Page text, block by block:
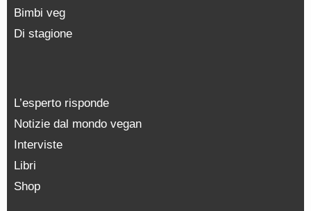
Bimbi veg
Di stagione
L’esperto risponde
Notizie dal mondo vegan
Interviste
Libri
Shop